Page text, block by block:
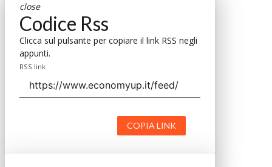
close
Codice Rss
Clicca sul pulsante per copiare il link RSS negli
appunti.
RSS link
COPIA LINK